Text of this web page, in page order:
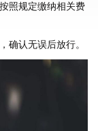
照规定缴纳相关费
确认无误后放行。